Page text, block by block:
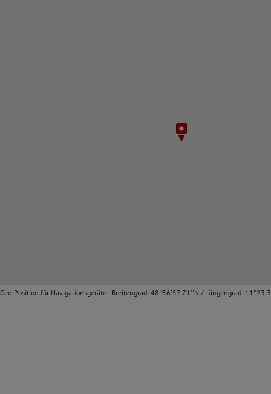
Geo-Position für Navigationsgeräte - Breitengrad: 48°56'57.71''N / Längengrad: